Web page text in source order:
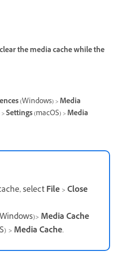
the media cache while the
(Windows) >Media
>Settings(macOS) >Media
selectFile>Close
Media Cache
>Media Cache.